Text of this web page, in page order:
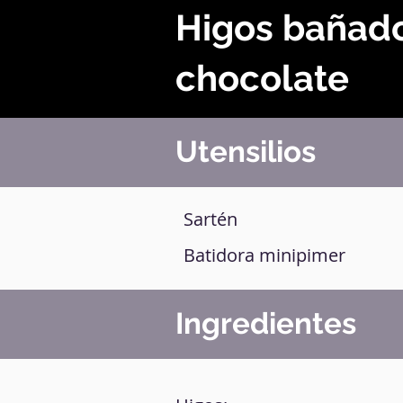
Higos
chocolate
Utensilios
Sartén
Batidora minipimer
Ingredientes